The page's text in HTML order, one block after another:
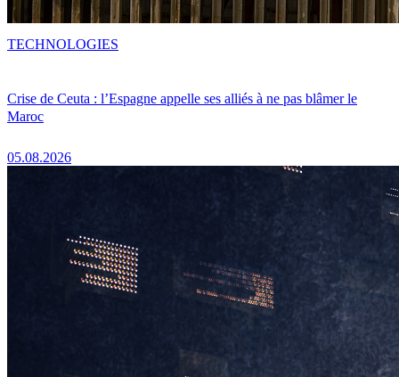
Crise de Ceuta : l’Espagne appelle ses alliés à ne pas blâmer le
Maroc
05.08.2026
TECHNOLOGIES